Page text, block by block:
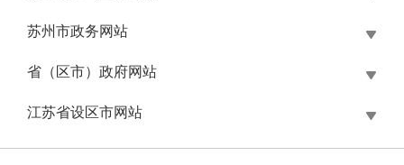
苏州市政务网站
省（区市）政府网站
江苏省设区市网站